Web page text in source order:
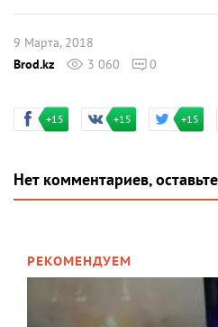
9 Марта, 2018
Brod.kz
3 060 0
+15 +15 +15
Нет комментариев,
РЕКОМЕНДУЕМ